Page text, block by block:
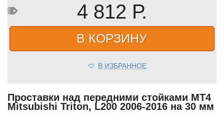
4 812 Р.
В КОРЗИНУ
В ИЗБРАННОЕ
Проставки над передними стойками MT4
Mitsubishi Triton, L200 2006-2016 на 30 мм